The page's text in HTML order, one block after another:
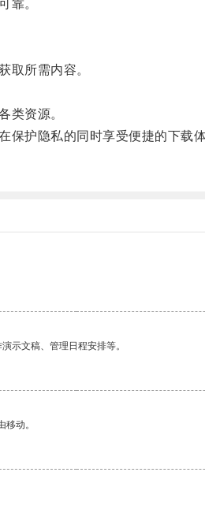
靠。
所需内容。
类资源。
护隐私的同时享受便捷的下载体
示文稿、管理日程安排等。
动。